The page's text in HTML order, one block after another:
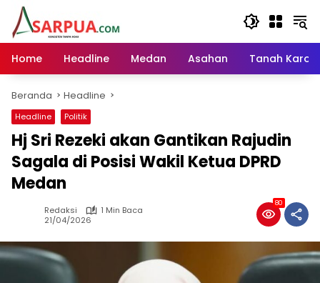
Langsung
konten
Home
Headline Medan Asahan Tanah Karo
Beranda Headline
Headline Politik
Hj Sri Rezeki akan Gantikan Rajudin
Sagala di Posisi Wakil Ketua DPRD
Medan
Redaksi
1 Min Baca
21/04/2026
80